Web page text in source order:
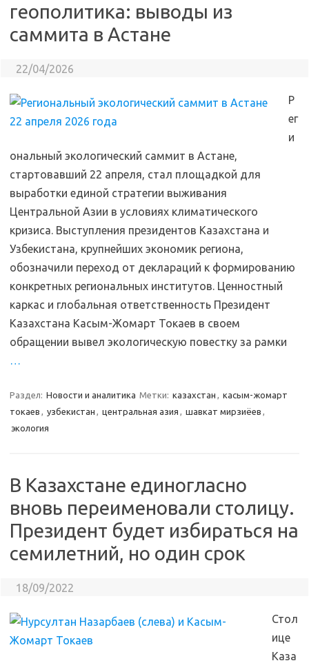
геополитика: выводы из
саммита в Астане
22/04/2026
Р
ег
и
ональный экологический саммит в Астане,
стартовавший 22 апреля, стал площадкой для
выработки единой стратегии выживания
Центральной Азии в условиях климатического
кризиса. Выступления президентов Казахстана и
Узбекистана, крупнейших экономик региона,
обозначили переход от деклараций к формированию
конкретных региональных институтов. Ценностный
каркас и глобальная ответственность Президент
Казахстана Касым-Жомарт Токаев в своем
обращении вывел экологическую повестку за рамки
…
Раздел: Новости и аналитика Метки: казахстан , касым-жомарт
токаев , узбекистан , центральная азия , шавкат мирзиёев ,
экология
В Казахстане единогласно
вновь переименовали столицу.
Президент будет избираться на
семилетний, но один срок
18/09/2022
Стол
ице
Каза